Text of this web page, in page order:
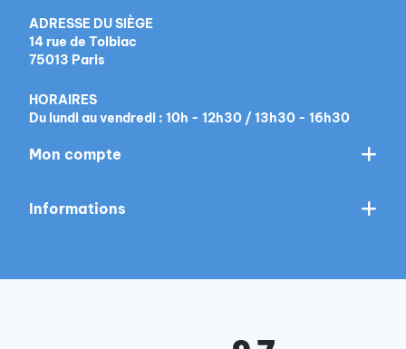
ADRESSE DU SIÈGE
14 rue de Tolbiac
75013 Paris
HORAIRES
Du lundi au vendredi : 10h - 12h30 / 13h30 - 16h30
Mon compte
Informations